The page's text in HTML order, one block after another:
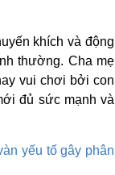
khích và động
thường. Cha mẹ
vui chơi bởi con
đủ sức mạnh và
yếu tố gây phân